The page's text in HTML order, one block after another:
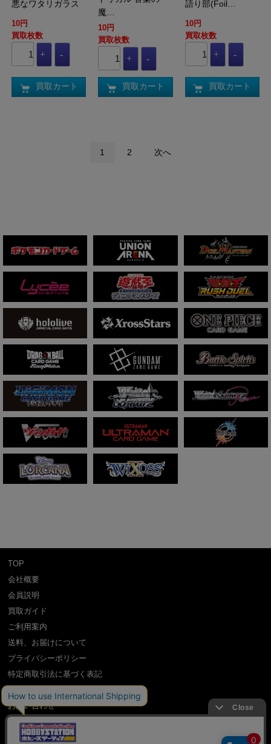
悪なワタリガラス
10円
買取枚数
買取カート
魔…
10円
買取枚数
買取カート
語り部(Foil…
10円
買取枚数
買取カート
1 2 次へ
TOP
会社概要
会員説明
買取ガイド
ご利用案内
送料、お届けについて
プライバシーポリシー
特定商取引法に基づく表記
お問い合わせ
利用規約
International Shipping Guidance